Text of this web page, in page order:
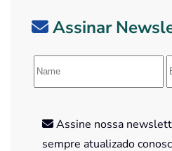
Assinar
Assine nossa
sempre atualizado